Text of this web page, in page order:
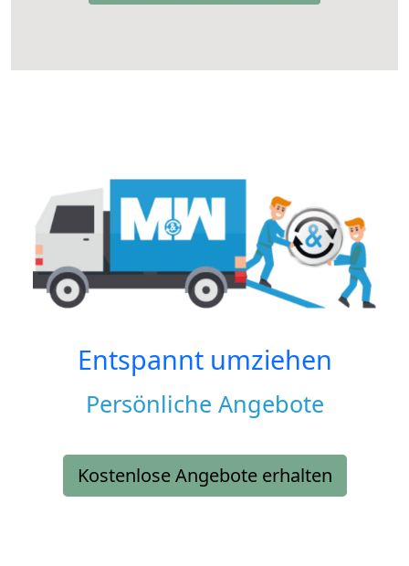
Entspannt umziehen
Persönliche Angebote
Kostenlose Angebote erhalten